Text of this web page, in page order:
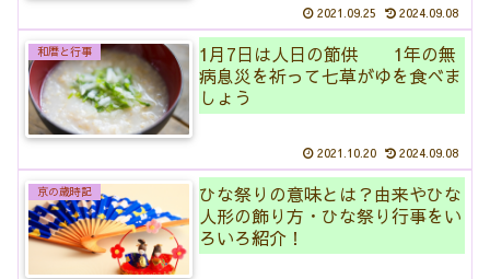
2021.09.25 2024.09.08
和暦と行事
1月7日は人日の節供 1年の無
病息災を祈って七草がゆを食べま
しょう
2021.10.20 2024.09.08
京の歳時記
ひな祭りの意味とは？由来やひな
人形の飾り方・ひな祭り行事をい
ろいろ紹介！